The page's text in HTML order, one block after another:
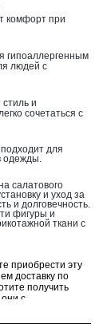
комфорт при
гипоаллергенным
людей с
и
сочетаться с
для
одежды.
салатового
и уход за
и долговечность.
фигуры и
ткани с
приобрести эту
доставку по
получить
с